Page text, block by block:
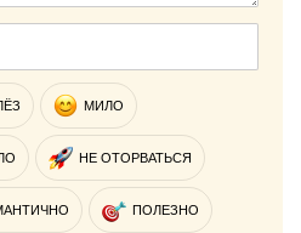
МИЛО
НЕ ОТОРВАТЬСЯ
ПОЛЕЗНО